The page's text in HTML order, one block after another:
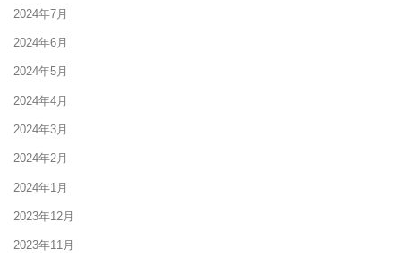
2024年7月
2024年6月
2024年5月
2024年4月
2024年3月
2024年2月
2024年1月
2023年12月
2023年11月